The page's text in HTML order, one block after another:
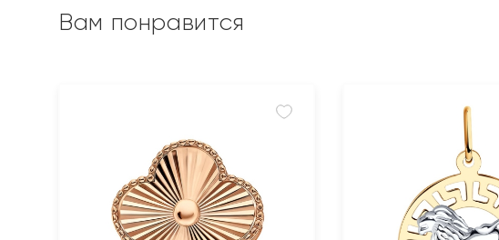
Вам понравится